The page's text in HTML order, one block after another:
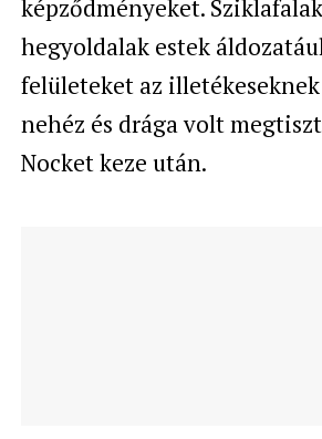
képződményeket.
hegyoldalak estek
felületeket az
nehéz és drága volt
Nocket keze után.